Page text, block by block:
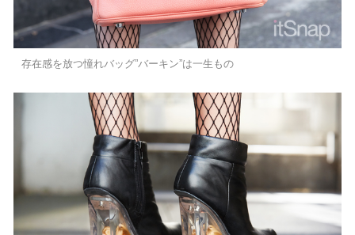
存在感を放つ憧れバッグ”バーキン”は一生もの